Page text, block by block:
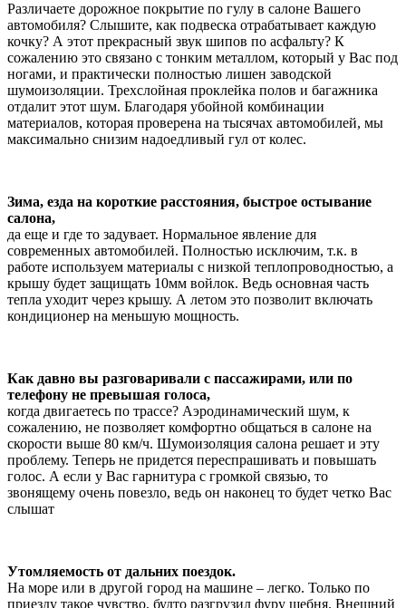
Различаете дорожное покрытие по гулу в салоне Вашего
автомобиля? Слышите, как подвеска отрабатывает каждую
кочку? А этот прекрасный звук шипов по асфальту? К
сожалению это связано с тонким металлом, который у Вас под
ногами, и практически полностью лишен заводской
шумоизоляции. Трехслойная проклейка полов и багажника
отдалит этот шум. Благодаря убойной комбинации
материалов, которая проверена на тысячах автомобилей, мы
максимально снизим надоедливый гул от колес.
Зима, езда на короткие расстояния, быстрое остывание
салона,
да еще и где то задувает. Нормальное явление для
современных автомобилей. Полностью исключим, т.к. в
работе используем материалы с низкой теплопроводностью, а
крышу будет защищать 10мм войлок. Ведь основная часть
тепла уходит через крышу. А летом это позволит включать
кондиционер на меньшую мощность.
Как давно вы разговаривали с пассажирами, или по
телефону не превышая голоса,
когда двигаетесь по трассе? Аэродинамический шум, к
сожалению, не позволяет комфортно общаться в салоне на
скорости выше 80 км/ч. Шумоизоляция салона решает и эту
проблему. Теперь не придется переспрашивать и повышать
голос. А если у Вас гарнитура с громкой связью, то
звонящему очень повезло, ведь он наконец то будет четко Вас
слышат
Утомляемость от дальних поездок.
На море или в другой город на машине – легко. Только по
приезду такое чувство, будто разгрузил фуру щебня. Внешний